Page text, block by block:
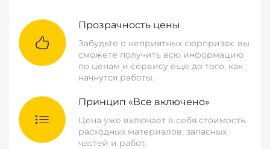
Прозрачность цены
Забудьте о неприятных сюрпризах: вы
сможете получить всю информацию
по ценам и сервису еще до того, как
начнутся работы.
Принцип «Все включено»
Цена уже включает в себя стоимость
расходных материалов, запасных
частей и работ.